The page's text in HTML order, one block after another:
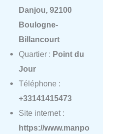
Danjou, 92100
Boulogne-
Billancourt
Quartier : Point du
Jour
Téléphone :
+33141415473
Site internet :
https://www.manpo